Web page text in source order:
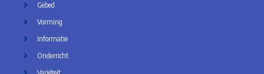
Gebed
Vorming
Informatie
Onderricht